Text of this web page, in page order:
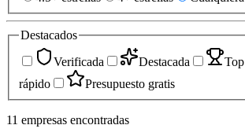
Destacados
Verificada
Destacada Top
rápido
Presupuesto gratis
11 empresas encontradas